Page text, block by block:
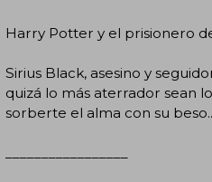
Harry Potter y el prisionero
Sirius Black, asesino y
quizá lo más aterrador sean
sorberte el alma con su